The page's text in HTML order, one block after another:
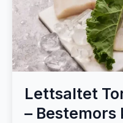
Lettsaltet
–